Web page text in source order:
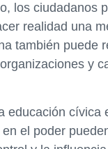
los ciudadanos
realidad una
también puede
y
cívica
el poder